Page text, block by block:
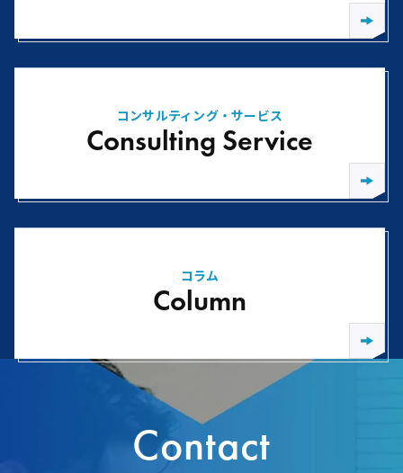
コンサルティング・サービス
Consulting Service
コラム
Column
Contact